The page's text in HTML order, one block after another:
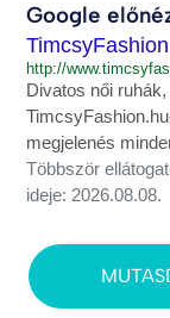
Google
TimcsyFashion
http://
Divatos női
megjelenés
Többször
ideje: 2026.08.08.